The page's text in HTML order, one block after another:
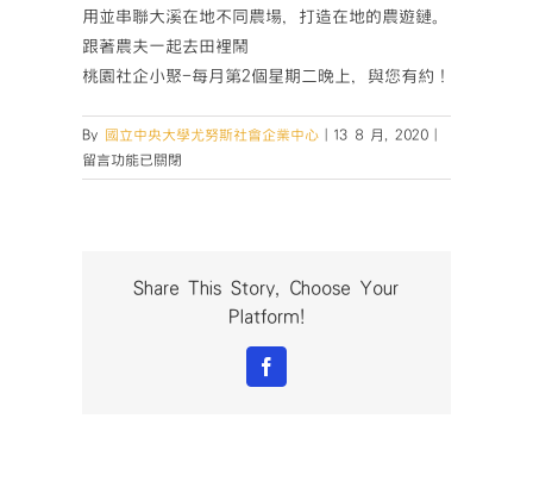
用並串聯大溪在地不同農場，打造在地的農遊鏈。
跟著農夫一起去田裡鬧
桃園社企小聚-每月第2個星期二晚上，與您有約！
By 國立中央大學尤努斯社會企業中心 13 8 月, 2020
園
留言功能已關閉
Share This Story, Choose Your
Platform!
Facebook